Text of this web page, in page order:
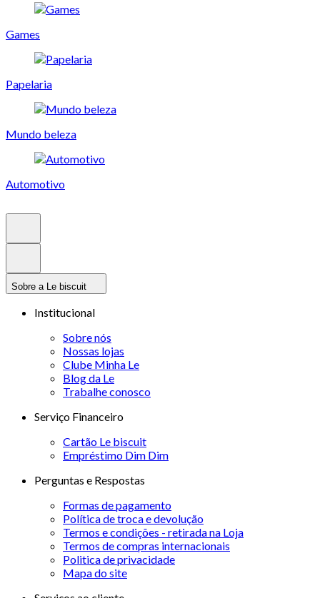
Games
Papelaria
Mundo beleza
Automotivo
Sobre a Le biscuit
Institucional
Sobre nós
Nossas lojas
Clube Minha Le
Blog da Le
Trabalhe conosco
Serviço Financeiro
Cartão Le biscuit
Empréstimo Dim Dim
Perguntas e Respostas
Formas de pagamento
Política de troca e devolução
Termos e condições - retirada na Loja
Termos de compras internacionais
Politica de privacidade
Mapa do site